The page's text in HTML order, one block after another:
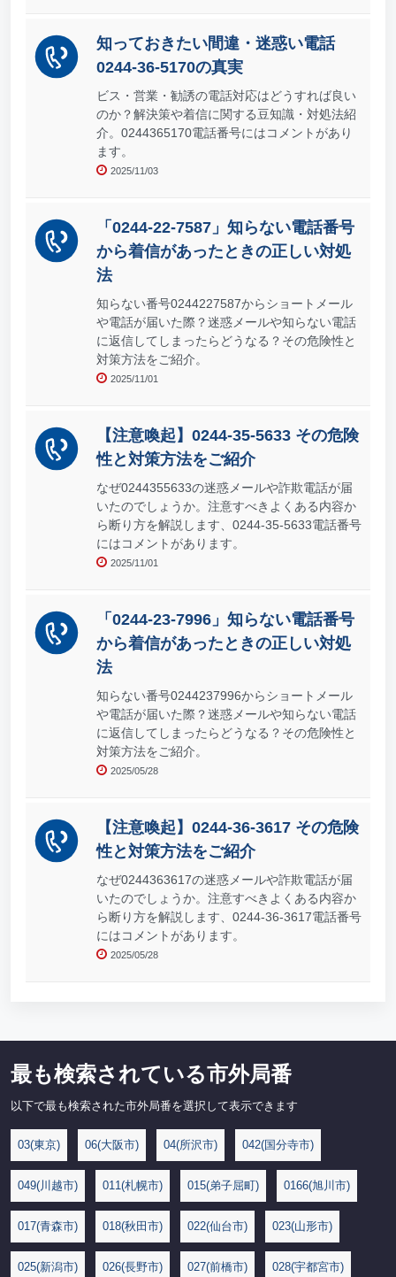
知っておきたい間違・迷惑い電話
0244-36-5170の真実
ビス・営業・勧誘の電話対応はどうすれば良い
のか？解決策や着信に関する豆知識・対処法紹
介。0244365170電話番号にはコメントがあり
ます。
2025/11/03
「0244-22-7587」知らない電話番号
から着信があったときの正しい対処
法
知らない番号0244227587からショートメール
や電話が届いた際？迷惑メールや知らない電話
に返信してしまったらどうなる？その危険性と
対策方法をご紹介。
2025/11/01
【注意喚起】0244-35-5633 その危険
性と対策方法をご紹介
なぜ0244355633の迷惑メールや詐欺電話が届
いたのでしょうか。注意すべきよくある内容か
ら断り方を解説します、0244-35-5633電話番号
にはコメントがあります。
2025/11/01
「0244-23-7996」知らない電話番号
から着信があったときの正しい対処
法
知らない番号0244237996からショートメール
や電話が届いた際？迷惑メールや知らない電話
に返信してしまったらどうなる？その危険性と
対策方法をご紹介。
2025/05/28
【注意喚起】0244-36-3617 その危険
性と対策方法をご紹介
なぜ0244363617の迷惑メールや詐欺電話が届
いたのでしょうか。注意すべきよくある内容か
ら断り方を解説します、0244-36-3617電話番号
にはコメントがあります。
2025/05/28
最も検索されている市外局番
以下で最も検索された市外局番を選択して表示できます
03(東京) 06(大阪市) 04(所沢市) 042(国分寺市)
049(川越市) 011(札幌市) 015(弟子屈町) 0166(旭川市)
017(青森市) 018(秋田市) 022(仙台市) 023(山形市)
025(新潟市) 026(長野市) 027(前橋市) 028(宇都宮市)